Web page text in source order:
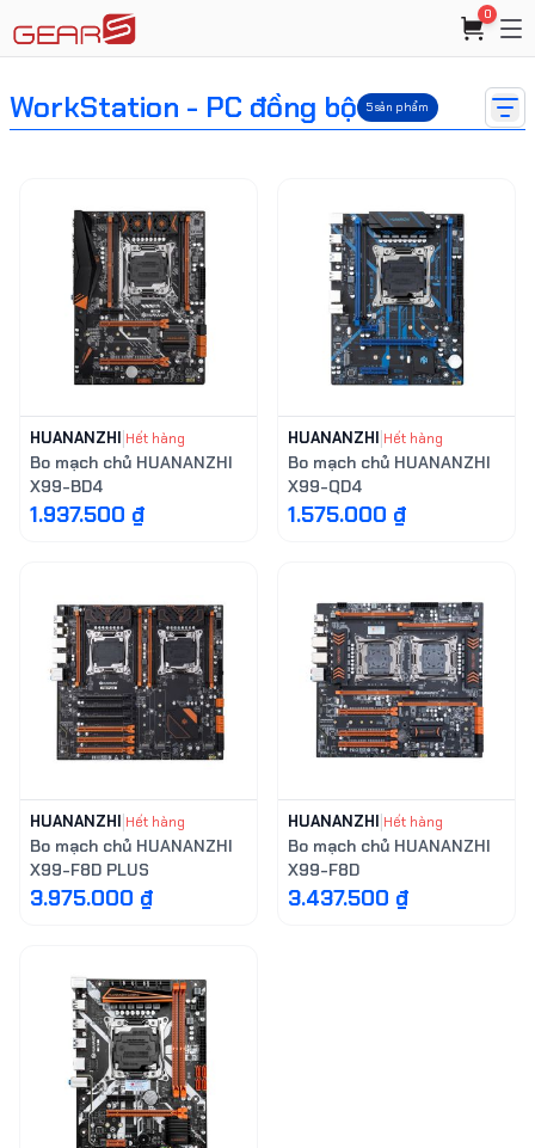
0
WorkStation - PC đồng bộ 5sản phẩm
HUANANZHI Hết hàng
Bo mạch chủ HUANANZHI
X99-BD4
1.937.500 ₫
HUANANZHI Hết hàng
Bo mạch chủ HUANANZHI
X99-QD4
1.575.000 ₫
HUANANZHI Hết hàng
Bo mạch chủ HUANANZHI
X99-F8D PLUS
3.975.000 ₫
HUANANZHI Hết hàng
Bo mạch chủ HUANANZHI
X99-F8D
3.437.500 ₫